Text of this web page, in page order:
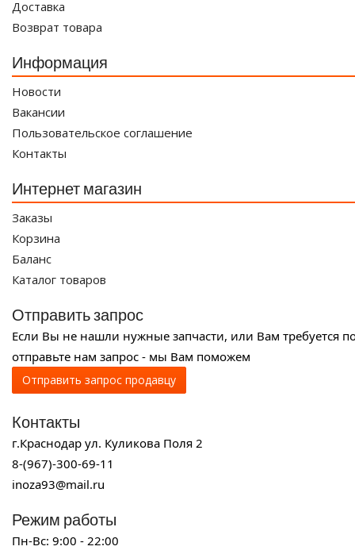
Доставка
Возврат товара
Информация
Новости
Вакансии
Пользовательское соглашение
Контакты
Интернет магазин
Заказы
Корзина
Баланс
Каталог товаров
Отправить запрос
Если Вы не нашли нужные запчасти, или Вам требуется
отправьте нам запрос - мы Вам поможем
Отправить запрос продавцу
Контакты
г.Краснодар ул. Куликова Поля 2
8-(967)-300-69-11
inoza93@mail.ru
Режим работы
Пн-Вс: 9:00 - 22:00